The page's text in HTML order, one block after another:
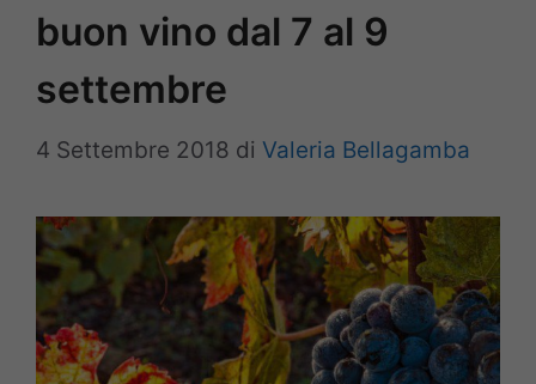
buon vino dal 7 al 9
settembre
4 Settembre 2018 di Valeria Bellagamba